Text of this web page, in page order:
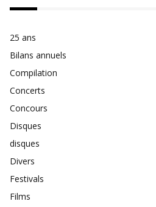
25 ans
Bilans annuels
Compilation
Concerts
Concours
Disques
disques
Divers
Festivals
Films